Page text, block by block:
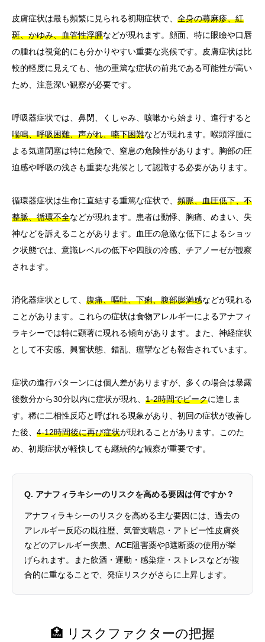
皮膚症状は最も頻繁に見られる初期症状で、 全身の蕁麻疹、紅
斑、かゆみ、血管性浮腫などが現れます。顔面、特に眼瞼や口唇
の腫れは視覚的にも分かりやすい重要な兆候です。皮膚症状は比
較的軽度に見えても、他の重篤な症状の前兆である可能性が高い
ため、注意深い観察が必要です。
呼吸器症状では、鼻閉、くしゃみ、咳嗽から始まり、進行すると
喘鳴、呼吸困難、声がれ、嚥下困難などが現れます。喉頭浮腫に
よる気道閉塞は特に危険で、窒息の危険性があります。胸部の圧
迫感や呼吸の浅さも重要な兆候として認識する必要があります。
循環器症状は生命に直結する重篤な症状で、 頻脈、血圧低下、不
整脈、循環不全などが現れます。患者は動悸、胸痛、めまい、失
神などを訴えることがあります。血圧の急激な低下によるショッ
ク状態では、意識レベルの低下や四肢の冷感、チアノーゼが観察
されます。
消化器症状として、 腹痛、嘔吐、下痢、腹部膨満感などが現れる
ことがあります。これらの症状は食物アレルギーによるアナフィ
ラキシーでは特に顕著に現れる傾向があります。また、神経症状
として不安感、興奮状態、錯乱、痙攣なども報告されています。
症状の進行パターンには個人差がありますが、多くの場合は暴露
後数分から30分以内に症状が現れ、 1-2時間でピークに達しま
す。稀に二相性反応と呼ばれる現象があり、初回の症状が改善し
た後、 4-12時間後に再び症状が現れることがあります。このた
め、初期症状が軽快しても継続的な観察が重要です。
Q. アナフィラキシーのリスクを高める要因は何ですか？
アナフィラキシーのリスクを高める主な要因には、過去の
アレルギー反応の既往歴、気管支喘息・アトピー性皮膚炎
などのアレルギー疾患、ACE阻害薬やβ遮断薬の使用が挙
げられます。また飲酒・運動・感染症・ストレスなどが複
合的に重なることで、発症リスクがさらに上昇します。
🏥 リスクファクターの把握